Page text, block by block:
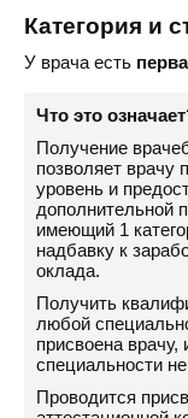
Категория и
У врача есть
Что это
Получение
позволяет врачу
уровень и
дополнительной
имеющий 1
надбавку к
оклада.
Получить
любой
присвоена
специальности
Проводится